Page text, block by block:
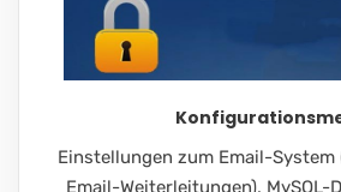
Einstellungen zum Email-